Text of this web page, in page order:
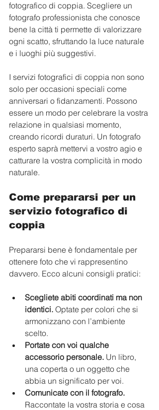
fotografico di coppia. Scegliere un
fotografo professionista che conosce
bene la città ti permette di valorizzare
ogni scatto, sfruttando la luce naturale
e i luoghi più suggestivi.
I servizi fotografici di coppia non sono
solo per occasioni speciali come
anniversari o fidanzamenti. Possono
essere un modo per celebrare la vostra
relazione in qualsiasi momento,
creando ricordi duraturi. Un fotografo
esperto saprà mettervi a vostro agio e
catturare la vostra complicità in modo
naturale.
Come prepararsi per un
servizio fotografico di
coppia
Prepararsi bene è fondamentale per
ottenere foto che vi rappresentino
davvero. Ecco alcuni consigli pratici:
Scegliete abiti coordinati ma non
identici. Optate per colori che si
armonizzano con l’ambiente
scelto.
Portate con voi qualche
accessorio personale. Un libro,
una coperta o un oggetto che
abbia un significato per voi.
Comunicate con il fotografo.
Raccontate la vostra storia e cosa